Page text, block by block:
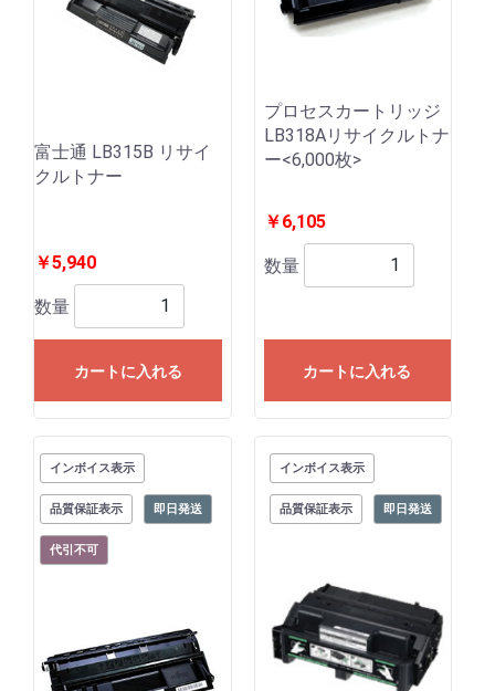
富士通 LB315B リサイ
クルトナー
￥5,940
数量
カートに入れる
プロセスカートリッジ
LB318Aリサイクルトナ
ー<6,000枚>
￥6,105
数量
カートに入れる
インボイス表示
品質保証表示 即日発送
代引不可
インボイス表示
品質保証表示 即日発送